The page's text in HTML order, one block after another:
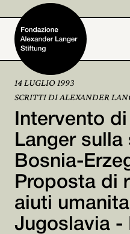
Home
Fondazione
Attività e progetti
Alexander Langer
Archivio
14 LUGLIO 1993
SCRITTI DI ALEXANDER
Intervento
Langer
Bosnia-
Proposta di
aiuti
Jugoslavia -